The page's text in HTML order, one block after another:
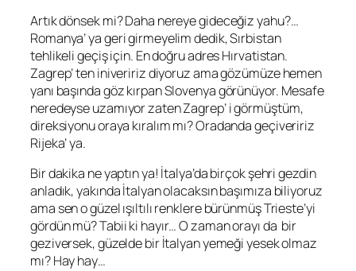
Artık dönsek mi? Daha nereye gideceğiz yahu?…
Romanya’ ya geri girmeyelim dedik, Sırbistan
tehlikeli geçiş için. En doğru adres Hırvatistan.
Zagrep’ ten iniveririz diyoruz ama gözümüze hemen
yanı başında göz kırpan Slovenya görünüyor. Mesafe
neredeyse uzamıyor zaten Zagrep’ i görmüştüm,
direksiyonu oraya kıralım mı? Oradanda geçiveririz
Rijeka’ ya.
Bir dakika ne yaptın ya! İtalya’da birçok şehri gezdin
anladık, yakında İtalyan olacaksın başımıza biliyoruz
ama sen o güzel ışıltılı renklere bürünmüş Trieste’yi
gördün mü? Tabii ki hayır… O zaman orayı da bir
geziversek, güzelde bir İtalyan yemeği yesek olmaz
mı? Hay hay…